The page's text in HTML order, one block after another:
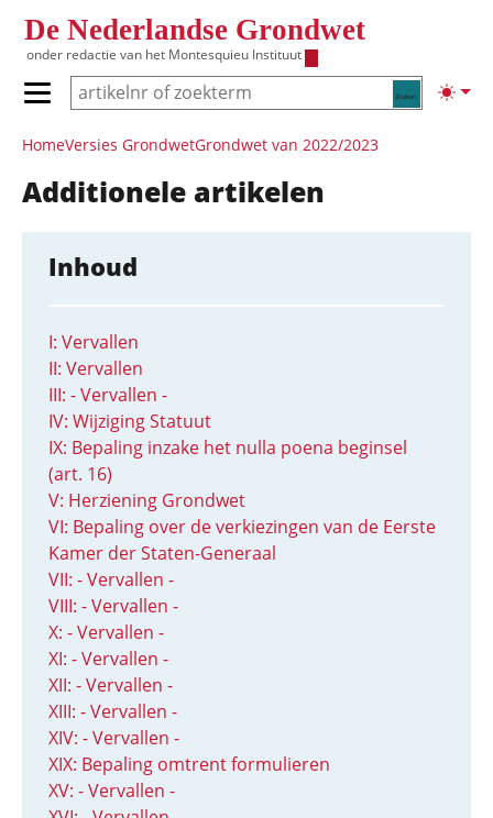
De Nederlandse Grondwet
onder redactie van het Montesquieu Instituut
Zoeken
Primair menu tonen/verbergen
Hoofdnavigatie
HomeVersies GrondwetGrondwet van 2022/2023
Additionele artikelen
Inhoud
I: Vervallen
II: Vervallen
III: - Vervallen -
IV: Wijziging Statuut
IX: Bepaling inzake het nulla poena beginsel
(art. 16)
V: Herziening Grondwet
VI: Bepaling over de verkiezingen van de Eerste
Kamer der Staten-Generaal
VII: - Vervallen -
VIII: - Vervallen -
X: - Vervallen -
XI: - Vervallen -
XII: - Vervallen -
XIII: - Vervallen -
XIV: - Vervallen -
XIX: Bepaling omtrent formulieren
XV: - Vervallen -